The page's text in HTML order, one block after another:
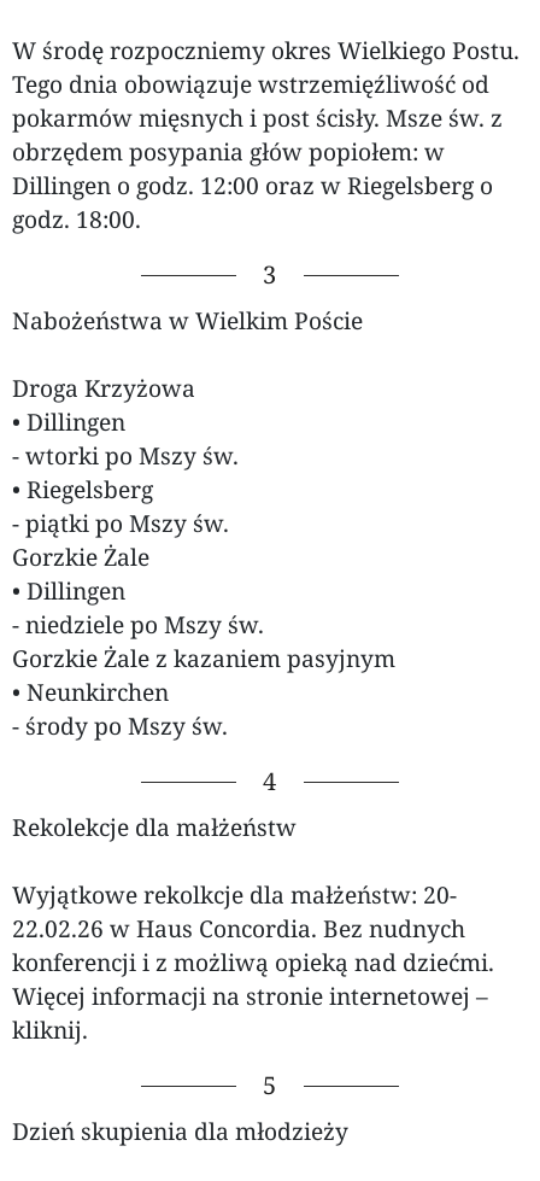
W środę rozpoczniemy okres Wielkiego Postu.
Tego dnia obowiązuje wstrzemięźliwość od
pokarmów mięsnych i post ścisły. Msze św. z
obrzędem posypania głów popiołem: w
Dillingen o godz. 12:00 oraz w Riegelsberg o
godz. 18:00.
3
Nabożeństwa w Wielkim Poście
Droga Krzyżowa
• Dillingen
- wtorki po Mszy św.
• Riegelsberg
- piątki po Mszy św.
Gorzkie Żale
• Dillingen
- niedziele po Mszy św.
Gorzkie Żale z kazaniem pasyjnym
• Neunkirchen
- środy po Mszy św.
4
Rekolekcje dla małżeństw
Wyjątkowe rekolkcje dla małżeństw: 20-
22.02.26 w Haus Concordia. Bez nudnych
konferencji i z możliwą opieką nad dziećmi.
Więcej informacji na stronie internetowej –
kliknij.
5
Dzień skupienia dla młodzieży